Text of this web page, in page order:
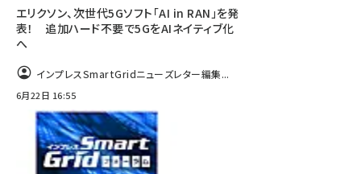
エリクソン、次世代5Gソフト「AI in RAN」を発
表！ 追加ハード不要で5GをAIネイティブ化
へ
インプレスSmartGridニューズレター編集...
6月22日 16:55